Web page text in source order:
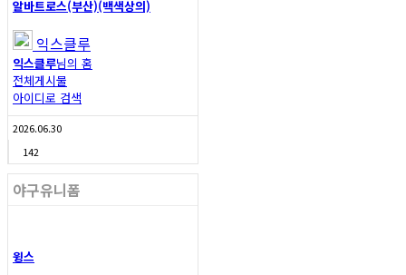
알바트로스(부산)(백색상의)
익스클루
익스클루님의 홈
전체게시물
아이디로 검색
2026.06.30
142
야구유니폼
윙스